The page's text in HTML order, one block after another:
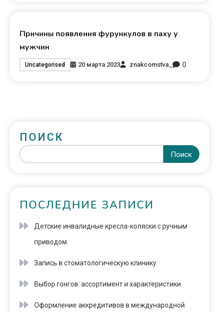
Причины появления фурункулов в паху у
мужчин
Uncategorised 20 марта 2023 znakcomstva_ 0
ПОИСК
Поиск
ПОСЛЕДНИЕ ЗАПИСИ
Детские инвалидные кресла-коляски с ручным
приводом
Запись в стоматологическую клинику
Выбор гонгов: ассортимент и характеристики
Оформление аккредитивов в международной